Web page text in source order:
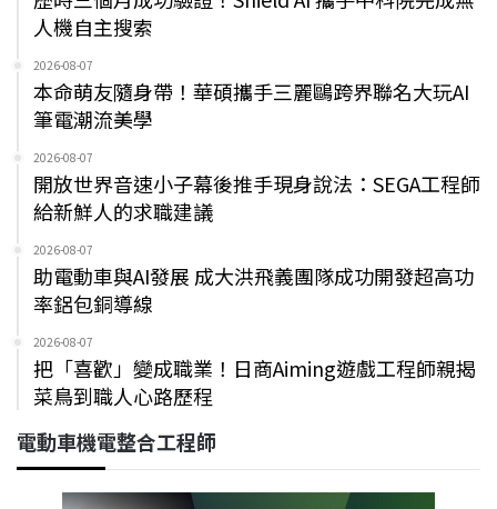
人機自主搜索
2026-08-07
本命萌友隨身帶！華碩攜手三麗鷗跨界聯名大玩AI
筆電潮流美學
2026-08-07
開放世界音速小子幕後推手現身說法：SEGA工程師
給新鮮人的求職建議
2026-08-07
助電動車與AI發展 成大洪飛義團隊成功開發超高功
率鋁包銅導線
2026-08-07
把「喜歡」變成職業！日商Aiming遊戲工程師親揭
菜鳥到職人心路歷程
電動車機電整合工程師